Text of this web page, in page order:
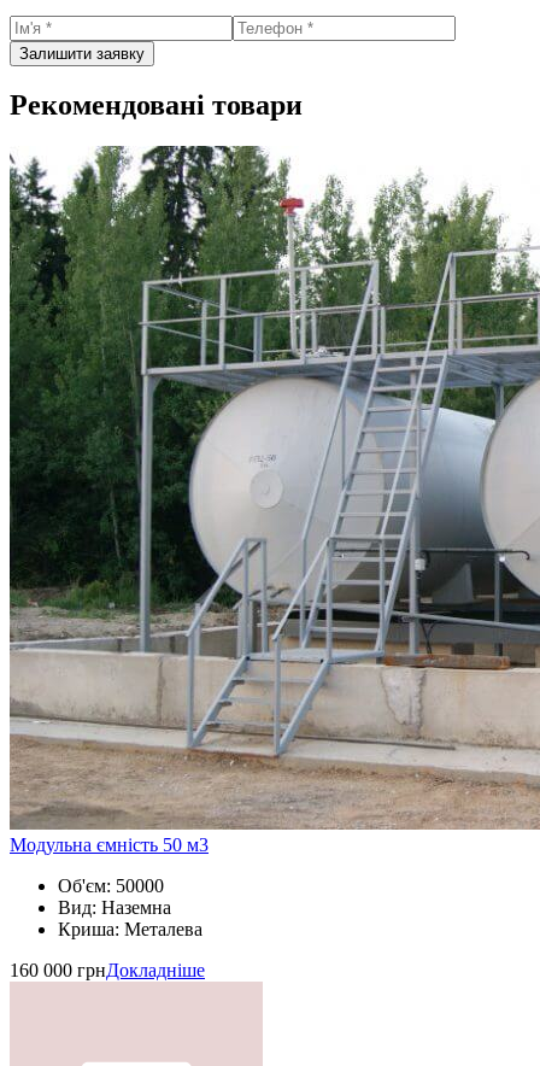
Залишити заявку
Рекомендовані товари
Модульна ємність 50 м3
Об'єм: 50000
Вид: Наземна
Криша: Металева
160 000 грнДокладніше